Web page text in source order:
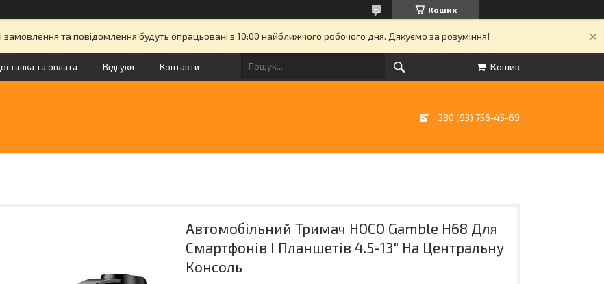
Кошик
замовлення та повідомлення будуть опрацьовані з 10:00 найближчого робочого дня. Дякуємо за розуміння!
та оплата Відгуки Контакти Кошик
+380 (93) 756-45-69
Автомобільний Тримач HOCO Gamble H68 Для
Смартфонів І Планшетів 4.5-13" На Центральну
Консоль